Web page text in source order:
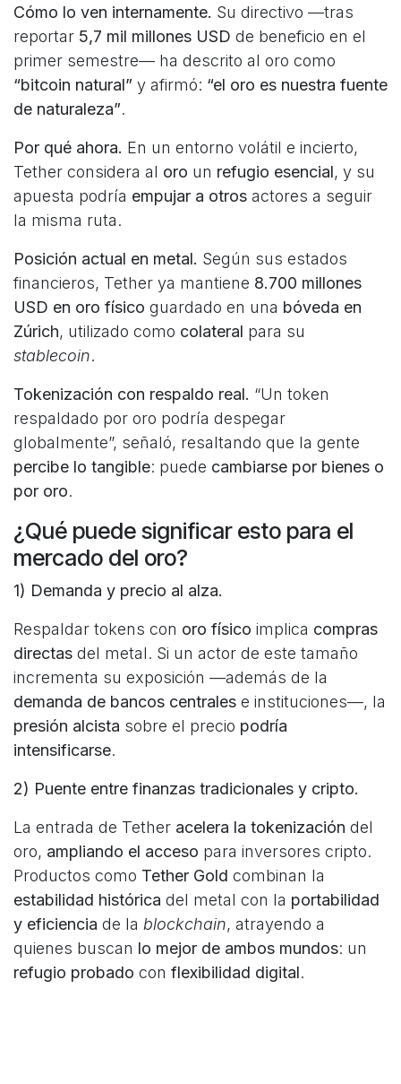
Cómo lo ven internamente. Su directivo —tras
reportar 5,7 mil millones USD de beneficio en el
primer semestre— ha descrito al oro como
“bitcoin natural” y afirmó: “el oro es nuestra fuente
de naturaleza”.
Por qué ahora. En un entorno volátil e incierto,
Tether considera al oro un refugio esencial, y su
apuesta podría empujar a otros actores a seguir
la misma ruta.
Posición actual en metal. Según sus estados
financieros, Tether ya mantiene 8.700 millones
USD en oro físico guardado en una bóveda en
Zúrich, utilizado como colateral para su
stablecoin.
Tokenización con respaldo real. “Un token
respaldado por oro podría despegar
globalmente”, señaló, resaltando que la gente
percibe lo tangible: puede cambiarse por bienes o
por oro.
¿Qué puede significar esto para el
mercado del oro?
1) Demanda y precio al alza.
Respaldar tokens con oro físico implica compras
directas del metal. Si un actor de este tamaño
incrementa su exposición —además de la
demanda de bancos centrales e instituciones—, la
presión alcista sobre el precio podría
intensificarse.
2) Puente entre finanzas tradicionales y cripto.
La entrada de Tether acelera la tokenización del
oro, ampliando el acceso para inversores cripto.
Productos como Tether Gold combinan la
estabilidad histórica del metal con la portabilidad
y eficiencia de la blockchain, atrayendo a
quienes buscan lo mejor de ambos mundos: un
refugio probado con flexibilidad digital.